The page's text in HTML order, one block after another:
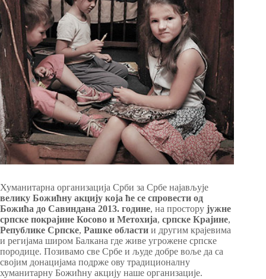
Хуманитарна организација Срби за Србе најављује
велику Божићну акцију која ће се спровести од
Божића до Савиндана 2013. године, на простору јужне
српске покрајине Косово и Метохија, српске Крајине,
Републике Српске, Рашке области и другим крајевима
и регијама широм Балкана где живе угрожене српске
породице. Позивамо све Србе и људе добре воље да са
својим донацијама подрже ову традиционалну
хуманитарну Божићну акцију наше организације.